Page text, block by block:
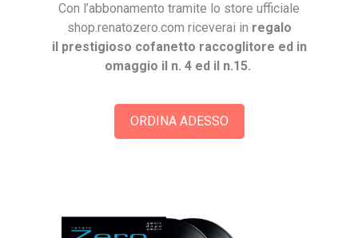
Con l’abbonamento tramite lo store ufficiale
shop.renatozero.com riceverai in regalo
il prestigioso cofanetto raccoglitore ed in
omaggio il n. 4 ed il n.15.
ORDINA ADESSO